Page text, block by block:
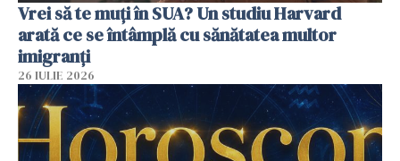
Vrei să te muți în SUA? Un studiu Harvard
arată ce se întâmplă cu sănătatea multor
imigranți
26 IULIE 2026